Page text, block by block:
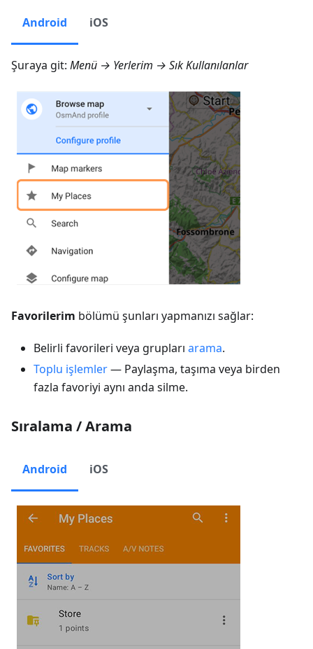
Android iOS
Şuraya git: Menü → Yerlerim → Sık Kullanılanlar
Favorilerim bölümü şunları yapmanızı sağlar:
Belirli favorileri veya grupları arama.
Toplu işlemler— Paylaşma, taşıma veya birden
fazla favoriyi aynı anda silme.
Sıralama / Arama
Android iOS